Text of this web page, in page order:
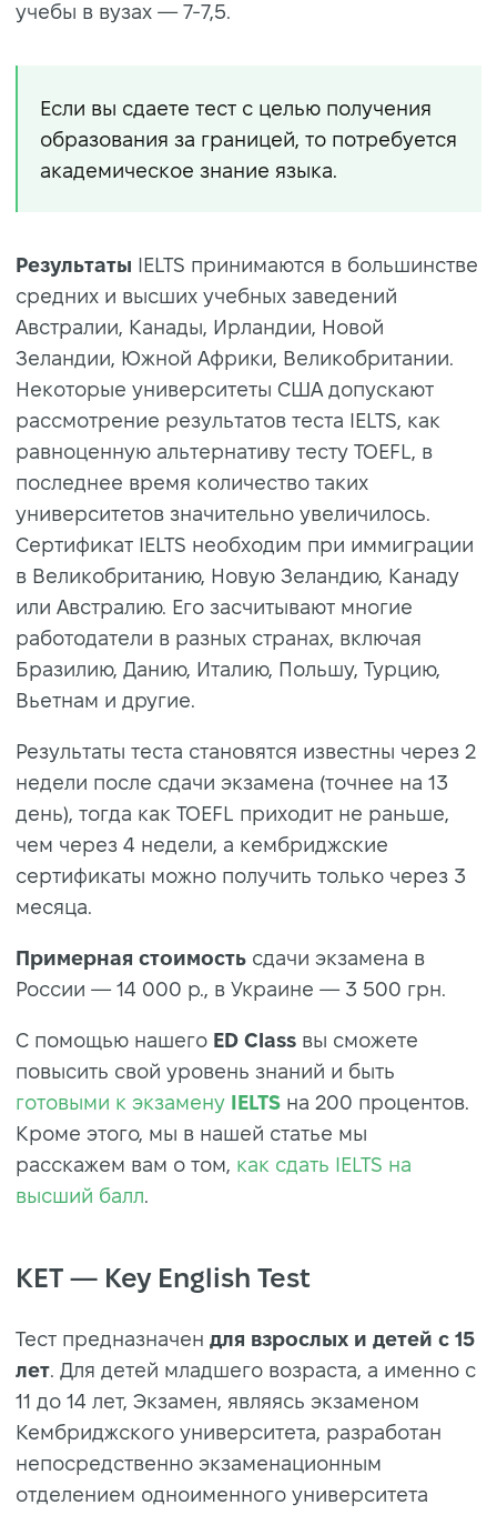
учебы в вузах — 7-7,5.
Если вы сдаете тест с целью получения
образования за границей, то потребуется
академическое знание языка.
Результаты IELTS принимаются в большинстве
средних и высших учебных заведений
Австралии, Канады, Ирландии, Новой
Зеландии, Южной Африки, Великобритании.
Некоторые университеты США допускают
рассмотрение результатов теста IELTS, как
равноценную альтернативу тесту TOEFL, в
последнее время количество таких
университетов значительно увеличилось.
Сертификат IELTS необходим при иммиграции
в Великобританию, Новую Зеландию, Канаду
или Австралию. Его засчитывают многие
работодатели в разных странах, включая
Бразилию, Данию, Италию, Польшу, Турцию,
Вьетнам и другие.
Результаты теста становятся известны через 2
недели после сдачи экзамена (точнее на 13
день), тогда как TOEFL приходит не раньше,
чем через 4 недели, а кембриджские
сертификаты можно получить только через 3
месяца.
Примерная стоимость сдачи экзамена в
России — 14 000 р., в Украине — 3 500 грн.
С помощью нашего ED Class вы сможете
повысить свой уровень знаний и быть
готовыми к экзамену
IELTS на 200 процентов.
Кроме этого, мы в нашей статье мы
расскажем вам о том, как сдать IELTS на
высший балл.
KET — Key English Test
Тест предназначен для взрослых и детей с 15
лет. Для детей младшего возраста, а именно с
11 до 14 лет, Экзамен, являясь экзаменом
Кембриджского университета, разработан
непосредственно экзаменационным
отделением одноименного университета